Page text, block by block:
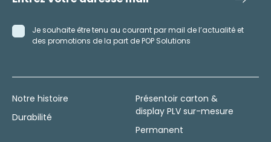
Je souhaite être tenu au courant par mail de l’actualité et
des promotions de la part de POP Solutions
Notre histoire
Durabilité
Présentoir carton &
display PLV sur-mesure
Permanent